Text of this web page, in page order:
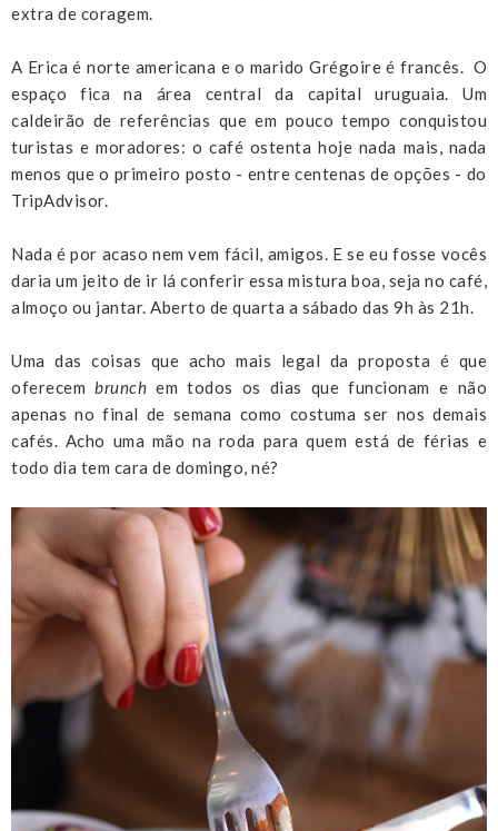
extra de coragem.
A Erica é norte americana e o marido Grégoire é francês. O
espaço fica na área central da capital uruguaia. Um
caldeirão de referências que em pouco tempo conquistou
turistas e moradores: o café ostenta hoje nada mais, nada
menos que o primeiro posto - entre centenas de opções - do
TripAdvisor.
Nada é por acaso nem vem fácil, amigos. E se eu fosse vocês
daria um jeito de ir lá conferir essa mistura boa, seja no café,
almoço ou jantar. Aberto de quarta a sábado das 9h às 21h.
Uma das coisas que acho mais legal da proposta é que
oferecem brunch em todos os dias que funcionam e não
apenas no final de semana como costuma ser nos demais
cafés. Acho uma mão na roda para quem está de férias e
todo dia tem cara de domingo, né?